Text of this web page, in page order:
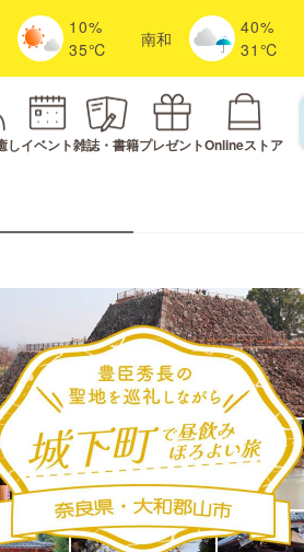
10%
35℃
南和
40%
31℃
しイベント雑誌・書籍プレゼントOnlineストア